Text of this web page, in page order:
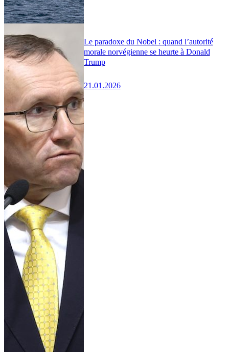
Le paradoxe du Nobel : quand l’autorité
morale norvégienne se heurte à Donald
Trump
21.01.2026